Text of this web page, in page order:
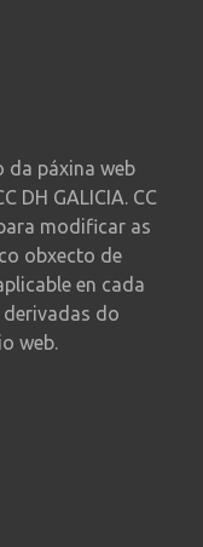
da páxina web
DH GALICIA. CC
modificar as
obxecto de
en cada
do
web.